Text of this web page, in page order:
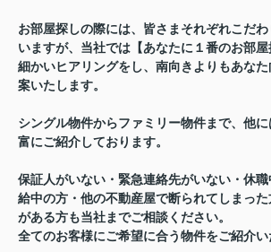
お部屋探しの際には、皆さまそれぞれこだ
いますが、当社では【あなたに１番のお部
細かいヒアリングをし、南向きよりもあな
案いたします。
シングル物件からファミリー物件まで、他
富にご紹介しております。
保証人がいない・緊急連絡先がいない・休
給中の方・他の不動産屋で断られてしまっ
がある方も当社までご相談ください。
全てのお客様にご希望に合う物件をご紹介い